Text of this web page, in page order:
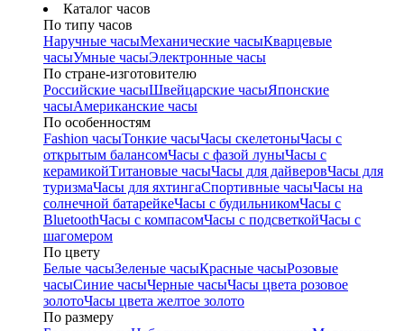
Каталог часов
По типу часов
Наручные часыМеханические часыКварцевые
часыУмные часыЭлектронные часы
По стране-изготовителю
Российские часыШвейцарские часыЯпонские
часыАмериканские часы
По особенностям
Fashion часыТонкие часыЧасы скелетоныЧасы с
открытым балансомЧасы с фазой луныЧасы с
керамикойТитановые часыЧасы для дайверовЧасы для
туризмаЧасы для яхтингаСпортивные часыЧасы на
солнечной батарейкеЧасы с будильникомЧасы с
BluetoothЧасы с компасомЧасы с подсветкойЧасы с
шагомером
По цвету
Белые часыЗеленые часыКрасные часыРозовые
часыСиние часыЧерные часыЧасы цвета розовое
золотоЧасы цвета желтое золото
По размеру